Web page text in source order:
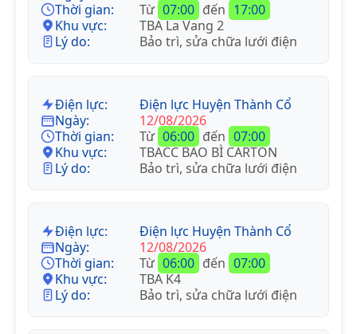
Thời gian:
Từ 07:00 đến 17:00
Khu vực:
TBA La Vang 2
Lý do:
Bảo trì, sửa chữa lưới điện
Điện lực:
Điện lực Huyện Thành Cổ
Ngày:
12/08/2026
Thời gian:
Từ 06:00 đến 07:00
Khu vực:
TBACC BAO BÌ CARTON
Lý do:
Bảo trì, sửa chữa lưới điện
Điện lực:
Điện lực Huyện Thành Cổ
Ngày:
12/08/2026
Thời gian:
Từ 06:00 đến 07:00
Khu vực:
TBA K4
Lý do:
Bảo trì, sửa chữa lưới điện